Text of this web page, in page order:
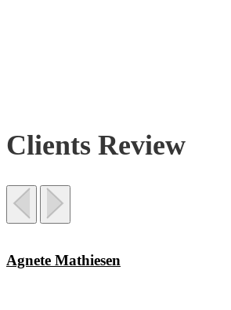
Clients Review
Agnete Mathiesen